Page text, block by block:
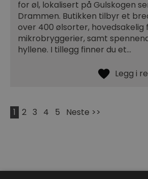
for øl, lokalisert på Gulskogen
Drammen. Butikken tilbyr et
over 400 ølsorter, hovedsakelig
mikrobryggerier, samt
hyllene. I tillegg finner du et…
1 2 3 4 5 Neste >>